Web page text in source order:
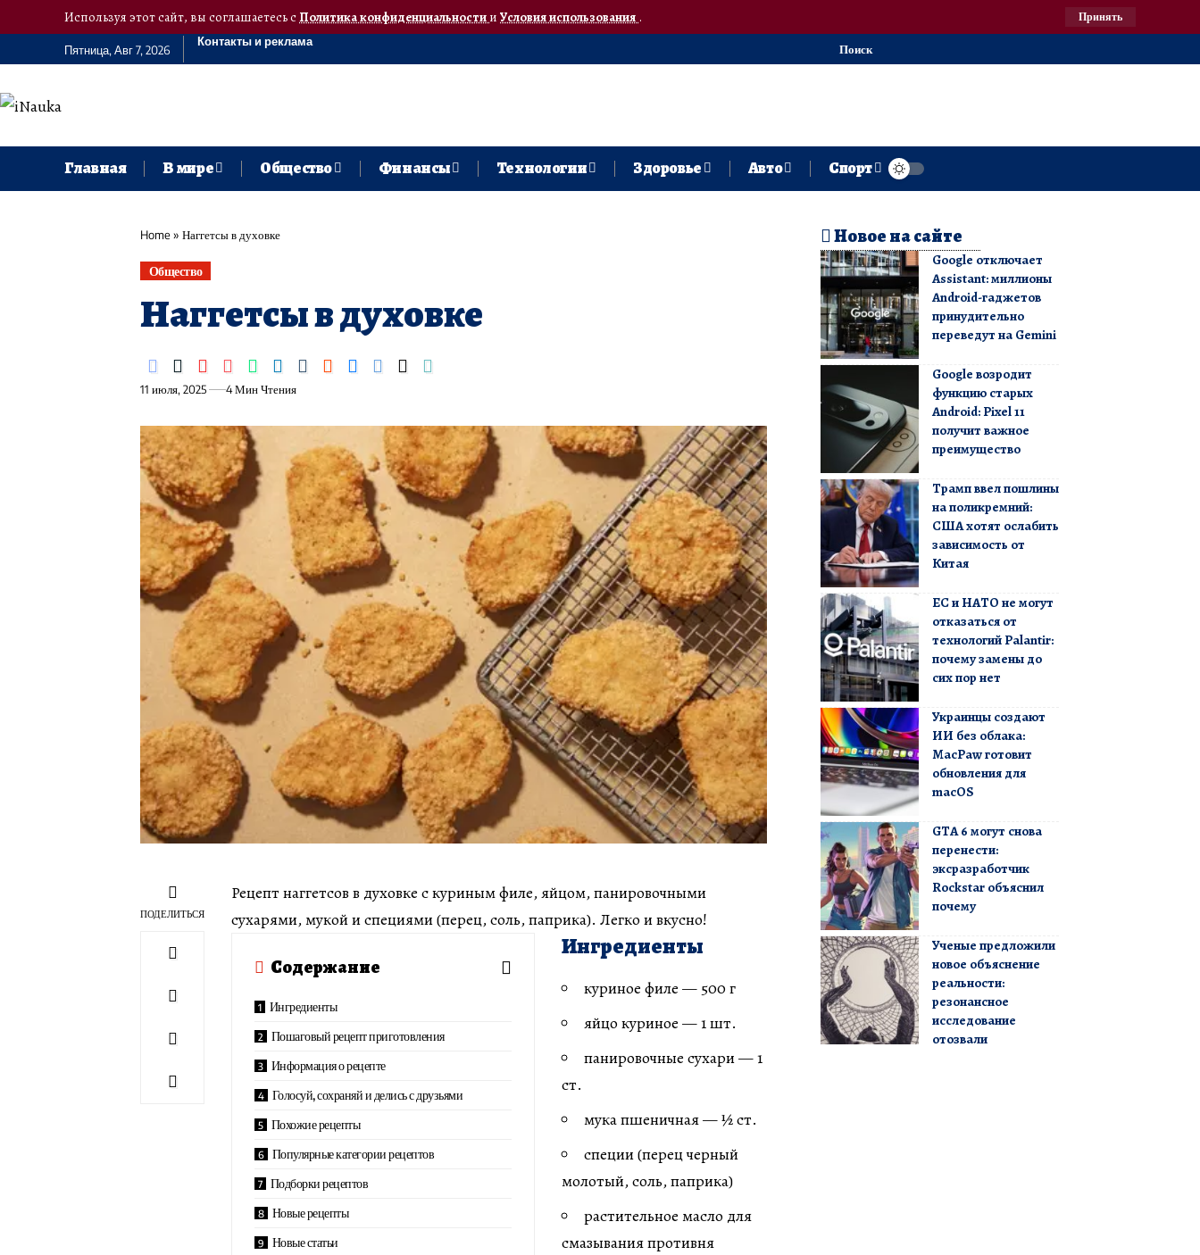
Используя этот сайт, вы соглашаетесь сПолитика конфиденциальностии Условия использования. Принять
Пятница, Авг 7, 2026
Контакты и реклама
Поиск
Главная В мире Общество Финансы Технологии Здоровье Авто Спорт
Home» Наггетсы в духовке
Общество
Наггетсы в духовке
11 июля, 2025 4 Мин Чтения
ПОДЕЛИТЬСЯ
Рецепт наггетсов в духовке с куриным филе, яйцом, панировочными
сухарями, мукой и специями (перец, соль, паприка). Легко и вкусно!
Содержание
Ингредиенты
Пошаговый рецепт приготовления
Информация о рецепте
Голосуй, сохраняй и делись с друзьями
Похожие рецепты
Популярные категории рецептов
Подборки рецептов
Новые рецепты
Новые статьи
Ингредиенты
куриное филе — 500 г
яйцо куриное — 1 шт.
панировочные сухари — 1
ст.
мука пшеничная — ½ ст.
специи (перец черный
молотый, соль, паприка)
растительное масло для
смазывания противня
Новое на сайте
Google отключает
Assistant: миллионы
Android-гаджетов
принудительно
переведут на Gemini
Google возродит
функцию старых
Android: Pixel 11
получит важное
преимущество
Трамп ввел пошлины
на поликремний:
США хотят ослабить
зависимость от
Китая
ЕС и НАТО не могут
отказаться от
технологий Palantir:
почему замены до
сих пор нет
Украинцы создают
ИИ без облака:
MacPaw готовит
обновления для
macOS
GTA 6 могут снова
перенести:
эксразработчик
Rockstar объяснил
почему
Ученые предложили
новое объяснение
реальности:
резонансное
исследование
отозвали